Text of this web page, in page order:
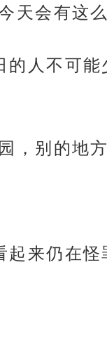
会有这么
人不可
，别的地
来仍在怪